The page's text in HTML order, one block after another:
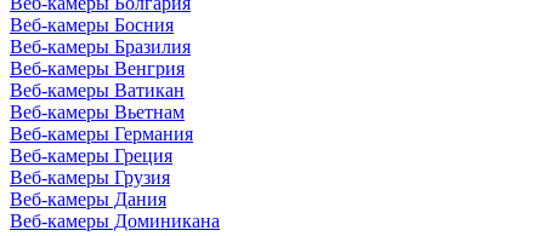
Веб-камеры Босния
Веб-камеры Бразилия
Веб-камеры Венгрия
Веб-камеры Ватикан
Веб-камеры Вьетнам
Веб-камеры Германия
Веб-камеры Греция
Веб-камеры Грузия
Веб-камеры Дания
Веб-камеры Доминикана